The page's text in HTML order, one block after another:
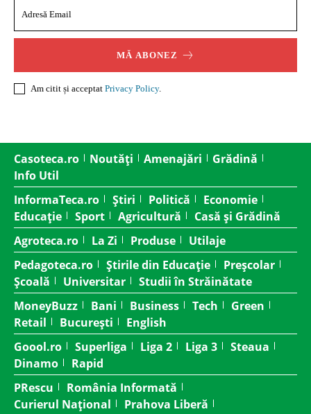
MĂ ABONEZ
Am citit și acceptat Privacy Policy.
Casoteca.ro Noutăți Amenajări
Grădină
Info Util
InformaTeca.ro
Știri Politică
Economie
Educație
Sport Agricultură
Casă și Grădină
Agroteca.ro
La Zi Produse
Utilaje
Pedagoteca.ro
Știrile din Educație
Preșcolar
Școală
Universitar
Studii în Străinătate
MoneyBuzz
Bani Business Tech
Green
Retail
București
English
Goool.ro
Superliga Liga 2 Liga 3
Steaua
Dinamo
Rapid
PRescu
România Informată
Curierul Național
Prahova Liberă